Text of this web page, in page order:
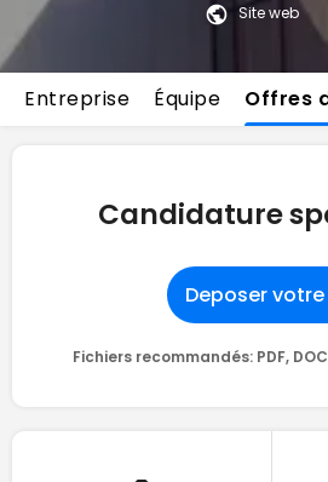
Site web
Entreprise Équipe Offres
Candidature
Deposer votre
Fichiers recommandés: PDF,